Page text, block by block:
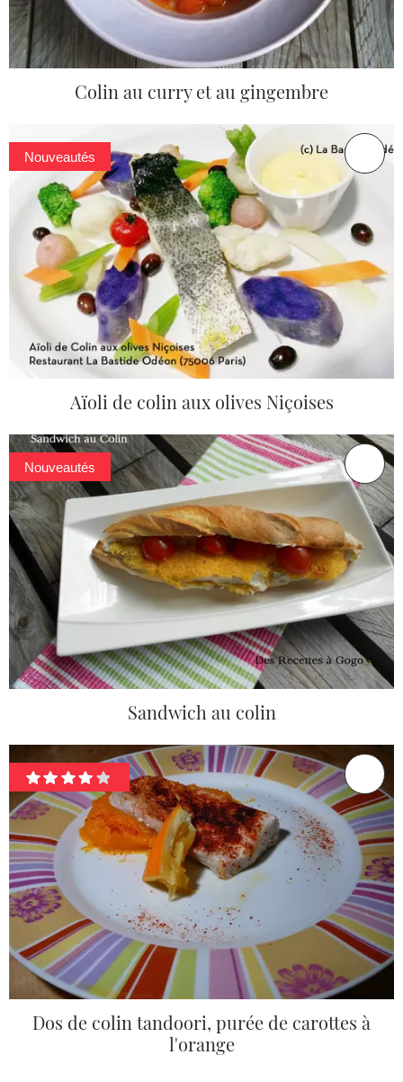
Colin au curry et au gingembre
Nouveautés
Aïoli de colin aux olives Niçoises
Nouveautés
Sandwich au colin
Dos de colin tandoori, purée de carottes à
l'orange